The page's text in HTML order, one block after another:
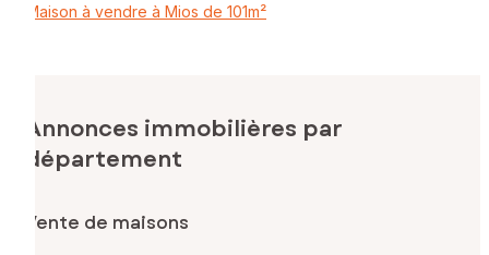
Maison à vendre à Mios de 101m²
Annonces immobilières par
département
Vente de maisons